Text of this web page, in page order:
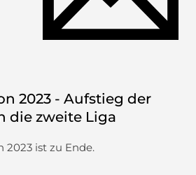
2023 - Aufstieg der
die zweite Liga
2023 ist zu Ende.